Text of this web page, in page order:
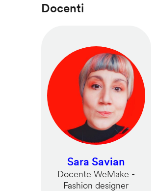
Docenti
Sara Savian
Docente WeMake -
Fashion designer